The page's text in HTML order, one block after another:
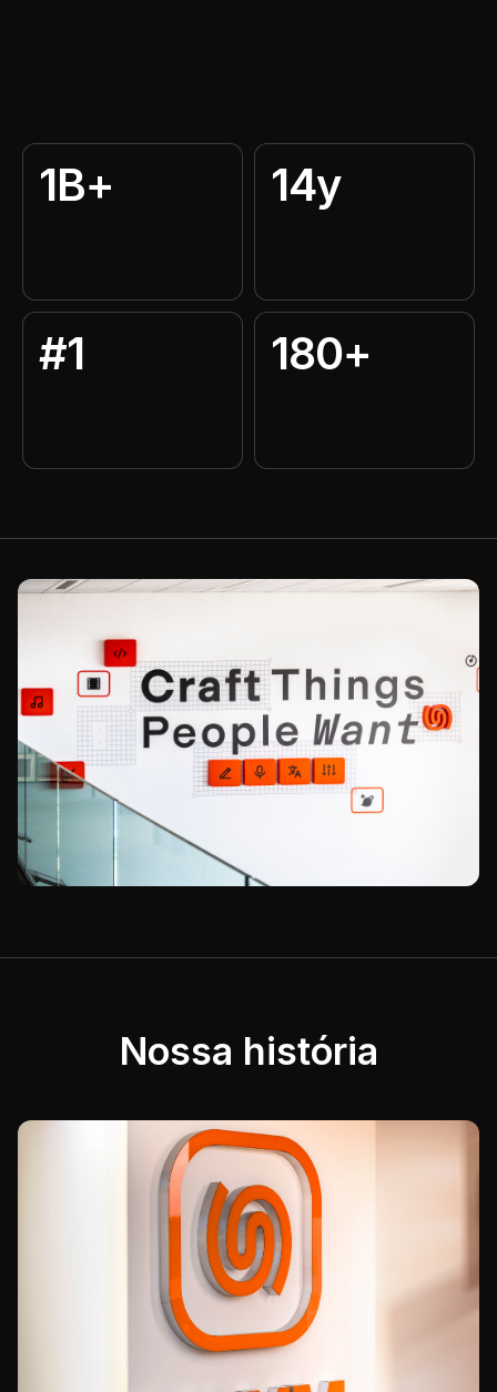
1B+
escalados pela MWM
14y
mobile
#1
App Store
180+
Nossa história